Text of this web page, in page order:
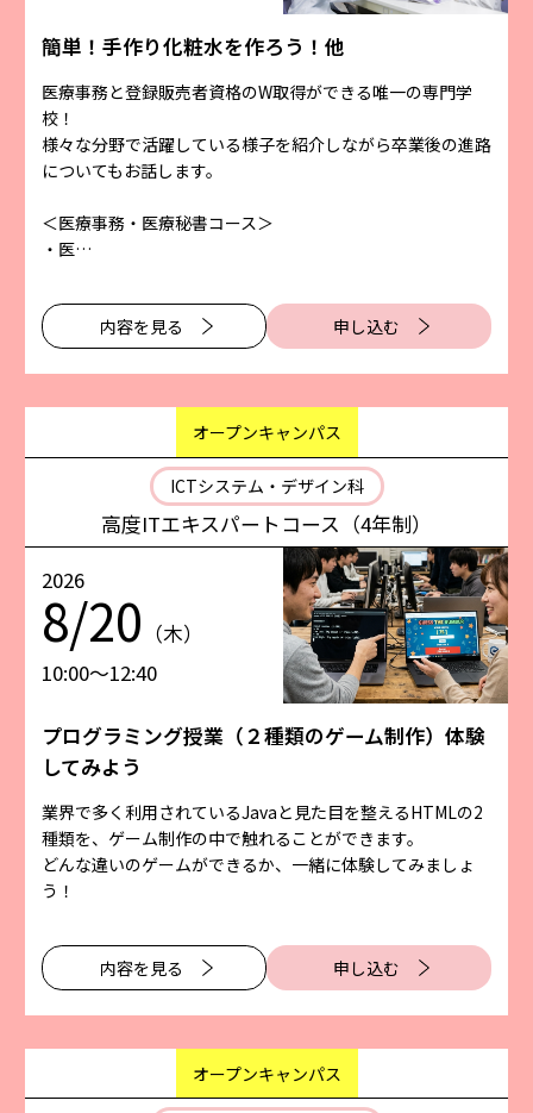
簡単！手作り化粧水を作ろう！他
医療事務と登録販売者資格のW取得ができる唯一の専門学
校！
様々な分野で活躍している様子を紹介しながら卒業後の進路
についてもお話します。
＜医療事務・医療秘書コース＞
・医…
内容を⾒る 申し込む
オープンキャンパス
ICTシステム・デザイン科
高度ITエキスパートコース（4年制）
2026
8/20 （木）
10:00〜12:40
プログラミング授業（２種類のゲーム制作）体験
してみよう
業界で多く利用されているJavaと見た目を整えるHTMLの2
種類を、ゲーム制作の中で触れることができます。
どんな違いのゲームができるか、一緒に体験してみましょ
う！
内容を⾒る 申し込む
オープンキャンパス